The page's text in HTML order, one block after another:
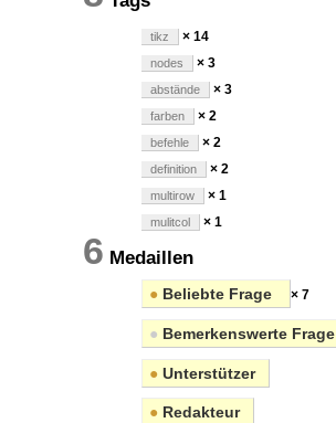
tikz × 14
nodes × 3
abstände × 3
farben × 2
befehle × 2
definition × 2
multirow × 1
mulitcol × 1
6 Medaillen
● Beliebte Frage × 7
● Bemerkenswerte Frage
● Unterstützer
● Redakteur